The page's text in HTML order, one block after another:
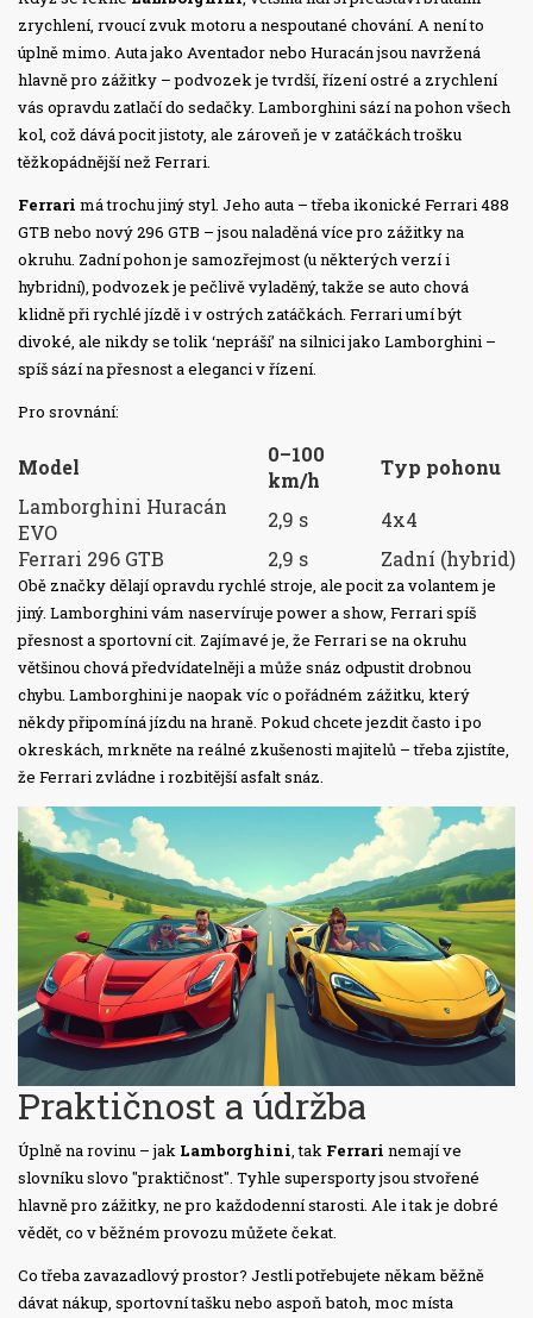
zrychlení, rvoucí zvuk motoru a nespoutané chování. A není to
úplně mimo. Auta jako Aventador nebo Huracán jsou navržená
hlavně pro zážitky – podvozek je tvrdší, řízení ostré a zrychlení
vás opravdu zatlačí do sedačky. Lamborghini sází na pohon všech
kol, což dává pocit jistoty, ale zároveň je v zatáčkách trošku
těžkopádnější než Ferrari.
Ferrari má trochu jiný styl. Jeho auta – třeba ikonické Ferrari 488
GTB nebo nový 296 GTB – jsou naladěná více pro zážitky na
okruhu. Zadní pohon je samozřejmost (u některých verzí i
hybridní), podvozek je pečlivě vyladěný, takže se auto chová
klidně při rychlé jízdě i v ostrých zatáčkách. Ferrari umí být
divoké, ale nikdy se tolik ‘nepráší’ na silnici jako Lamborghini –
spíš sází na přesnost a eleganci v řízení.
Pro srovnání:
Model
0–100
km/h
Typ pohonu
Lamborghini Huracán
EVO
2,9 s
4x4
Ferrari 296 GTB
2,9 s Zadní (hybrid)
Obě značky dělají opravdu rychlé stroje, ale pocit za volantem je
jiný. Lamborghini vám naservíruje power a show, Ferrari spíš
přesnost a sportovní cit. Zajímavé je, že Ferrari se na okruhu
většinou chová předvídatelněji a může snáz odpustit drobnou
chybu. Lamborghini je naopak víc o pořádném zážitku, který
někdy připomíná jízdu na hraně. Pokud chcete jezdit často i po
okreskách, mrkněte na reálné zkušenosti majitelů – třeba zjistíte,
že Ferrari zvládne i rozbitější asfalt snáz.
Praktičnost a údržba
Úplně na rovinu – jak Lamborghini, tak Ferrari nemají ve
slovníku slovo "praktičnost". Tyhle supersporty jsou stvořené
hlavně pro zážitky, ne pro každodenní starosti. Ale i tak je dobré
vědět, co v běžném provozu můžete čekat.
Co třeba zavazadlový prostor? Jestli potřebujete někam běžně
dávat nákup, sportovní tašku nebo aspoň batoh, moc místa